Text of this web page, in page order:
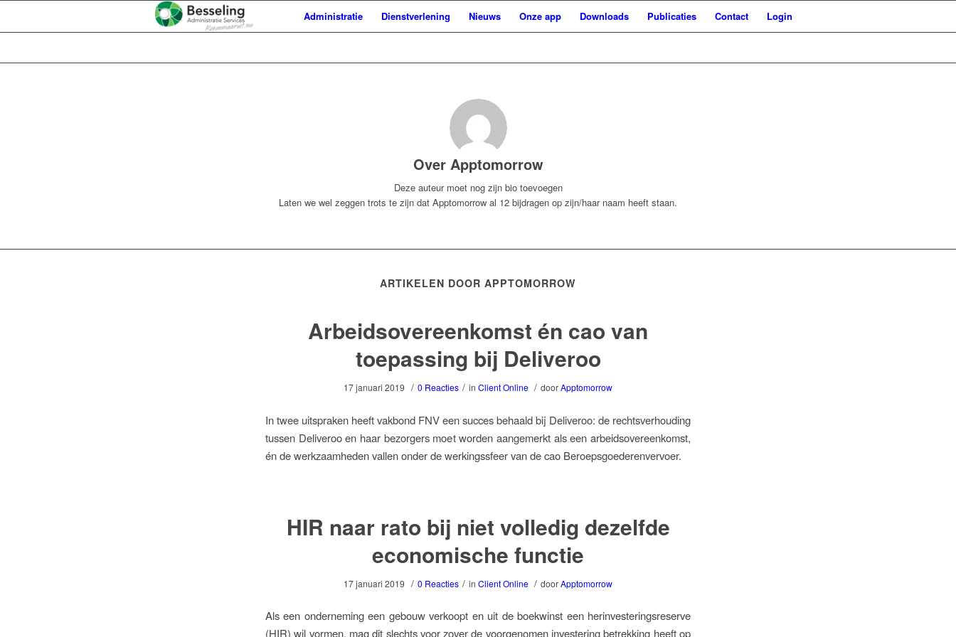
Administratie Dienstverlening Nieuws Onze app Downloads Publicaties Contact Login
Over Apptomorrow
Deze auteur moet nog zijn bio toevoegen
Laten we wel zeggen trots te zijn dat Apptomorrow al 12 bijdragen op zijn/haar naam heeft staan.
ARTIKELEN DOOR APPTOMORROW
Arbeidsovereenkomst én cao van
toepassing bij Deliveroo
17 januari 2019 / 0 Reacties / in Client Online / doorApptomorrow
In twee uitspraken heeft vakbond FNV een succes behaald bij Deliveroo: de rechtsverhouding
tussen Deliveroo en haar bezorgers moet worden aangemerkt als een arbeidsovereenkomst,
én de werkzaamheden vallen onder de werkingssfeer van de cao Beroepsgoederenvervoer.
HIR naar rato bij niet volledig dezelfde
economische functie
17 januari 2019 / 0 Reacties / in Client Online / doorApptomorrow
Als een onderneming een gebouw verkoopt en uit de boekwinst een herinvesteringsreserve
(HIR) wil vormen, mag dit slechts voor zover de voorgenomen investering betrekking heeft op